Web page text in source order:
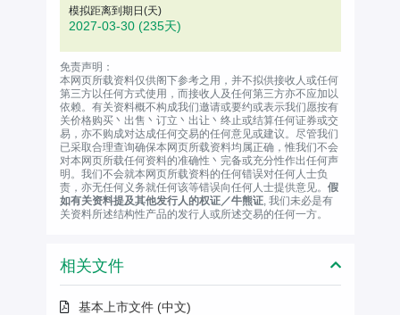
模拟距离到期日(天)
2027-03-30 (235天)
免责声明：
本网页所载资料仅供阁下参考之用，并不拟供接收人或任何
第三方以任何方式使用，而接收人及任何第三方亦不应加以
依赖。有关资料概不构成我们邀请或要约或表示我们愿按有
关价格购买丶出售丶订立丶出让丶终止或结算任何证券或交
易，亦不购成对达成任何交易的任何意见或建议。尽管我们
已采取合理查询确保本网页所载资料均属正确，惟我们不会
对本网页所载任何资料的准确性丶完备或充分性作出任何声
明。我们不会就本网页所载资料的任何错误对任何人士负
责，亦无任何义务就任何该等错误向任何人士提供意见。 假
如有关资料提及其他发行人的权证／牛熊证, 我们未必是有
关资料所述结构性产品的发行人或所述交易的任何一方。
相关文件
基本上市文件 (中文)